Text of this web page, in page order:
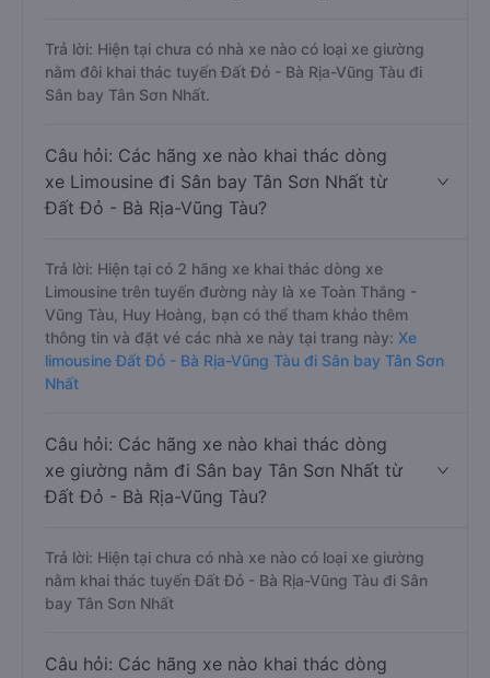
Trả lời: Hiện tại chưa có nhà xe nào có loại xe giường
nằm đôi khai thác tuyến Đất Đỏ - Bà Rịa-Vũng Tàu đi
Sân bay Tân Sơn Nhất.
Câu hỏi: Các hãng xe nào khai thác dòng
xe Limousine đi Sân bay Tân Sơn Nhất từ
Đất Đỏ - Bà Rịa-Vũng Tàu?
Trả lời: Hiện tại có 2 hãng xe khai thác dòng xe
Limousine trên tuyến đường này là xe Toàn Thắng -
Vũng Tàu, Huy Hoàng, bạn có thể tham khảo thêm
thông tin và đặt vé các nhà xe này tại trang này: Xe
limousine Đất Đỏ - Bà Rịa-Vũng Tàu đi Sân bay Tân Sơn
Nhất
Câu hỏi: Các hãng xe nào khai thác dòng
xe giường nằm đi Sân bay Tân Sơn Nhất từ
Đất Đỏ - Bà Rịa-Vũng Tàu?
Trả lời: Hiện tại chưa có nhà xe nào có loại xe giường
nằm khai thác tuyến Đất Đỏ - Bà Rịa-Vũng Tàu đi Sân
bay Tân Sơn Nhất
Câu hỏi: Các hãng xe nào khai thác dòng